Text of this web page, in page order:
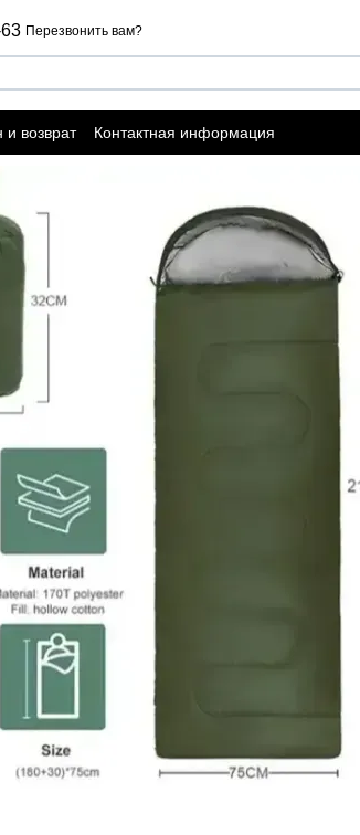
Перезвонить вам?
возврат
Контактная информация
Отзывы о магазине Договор публичной оферты